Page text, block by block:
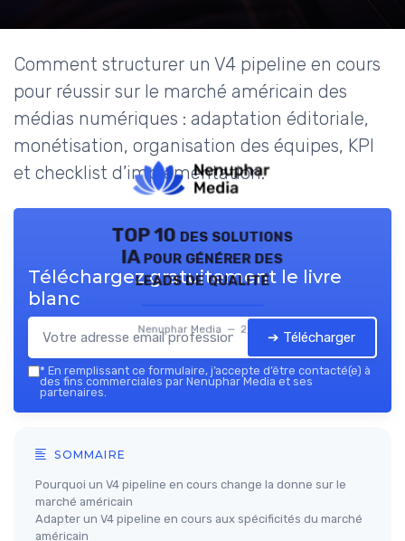
Comment structurer un V4 pipeline en cours
pour réussir sur le marché américain des
médias numériques : adaptation éditoriale,
monétisation, organisation des équipes, KPI
et checklist d’implémentation.
TOP 10 des solutions
IA pour générer des
leads de qualité
Nenuphar Media — 2026
Téléchargez gratuitement le livre
blanc
➔ Télécharger
* En remplissant ce formulaire, j’accepte d’être contacté(e) à
des fins commerciales par Nenuphar Media et ses
partenaires.
SOMMAIRE
Pourquoi un V4 pipeline en cours change la donne sur le
marché américain
Adapter un V4 pipeline en cours aux spécificités du marché
américain